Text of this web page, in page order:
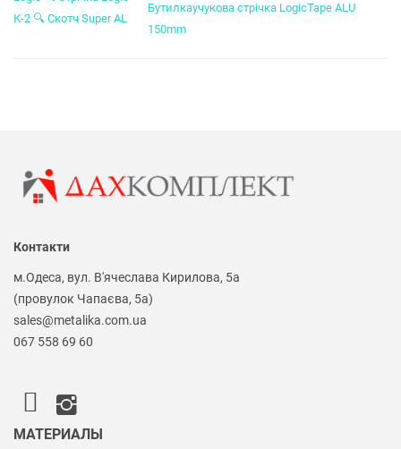
К-2 🔍 Скотч Super AL
Бутилкаучукова стрічка LogicTape ALU
150mm
Контакти
м.Одеса, вул. В'ячеслава Кирилова, 5а
(провулок Чапаєва, 5а)
sales@metalika.com.ua
067 558 69 60
МАТЕРИАЛЫ